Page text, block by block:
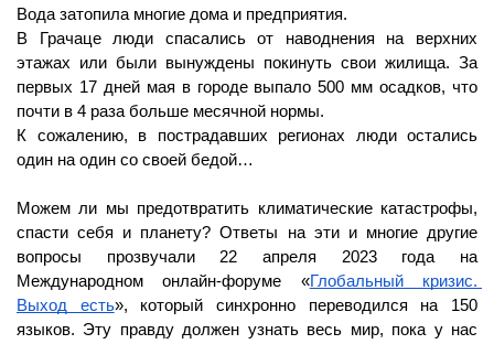
Вода затопила многие дома и предприятия.
В Грачаце люди спасались от наводнения на верхних
этажах или были вынуждены покинуть свои жилища. За
первых 17 дней мая в городе выпало 500 мм осадков, что
почти в 4 раза больше месячной нормы.
К сожалению, в пострадавших регионах люди остались
один на один со своей бедой…
Можем ли мы предотвратить климатические катастрофы,
спасти себя и планету? Ответы на эти и многие другие
вопросы прозвучали 22 апреля 2023 года на
Международном онлайн-форуме «Глобальный кризис.
Выход есть», который синхронно переводился на 150
языков. Эту правду должен узнать весь мир, пока у нас